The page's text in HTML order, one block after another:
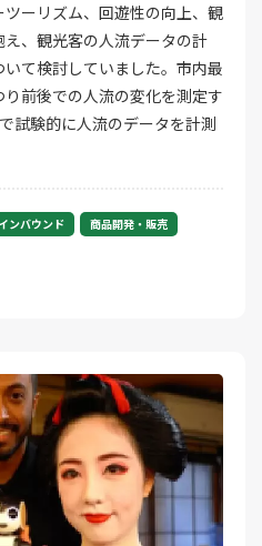
ーリズム、回遊性の向上、観
、観光客の人流データの計
て検討していました。市内最
前後での人流の変化を測定す
試験的に人流のデータを計測
ンバウンド
商品開発・販売